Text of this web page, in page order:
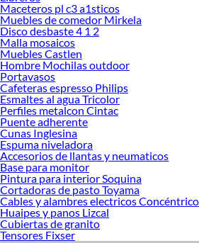
Maceteros pl c3 a1sticos
Muebles de comedor Mirkela
Disco desbaste 4 1 2
Malla mosaicos
Muebles Castlen
Hombre Mochilas outdoor
Portavasos
Cafeteras espresso Philips
Esmaltes al agua Tricolor
Perfiles metalcon Cintac
Puente adherente
Cunas Inglesina
Espuma niveladora
Accesorios de llantas y neumaticos
Base para monitor
Pintura para interior Soquina
Cortadoras de pasto Toyama
Cables y alambres electricos Concéntrico
Huaipes y panos Lizcal
Cubiertas de granito
Tensores Fixser